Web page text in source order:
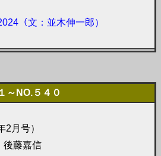
（文：並木伸一郎）
NO.５４０
2月号）
後藤嘉信